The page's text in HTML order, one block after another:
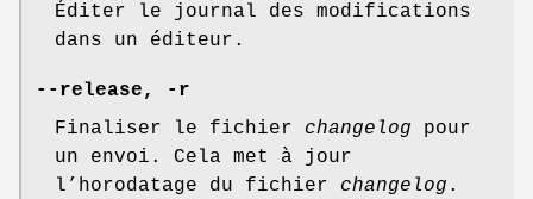
Éditer le journal des modifications
dans un éditeur.
--release,
-r
Finaliser le fichier changelog pour
un envoi. Cela met à jour
l’horodatage du fichier changelog .